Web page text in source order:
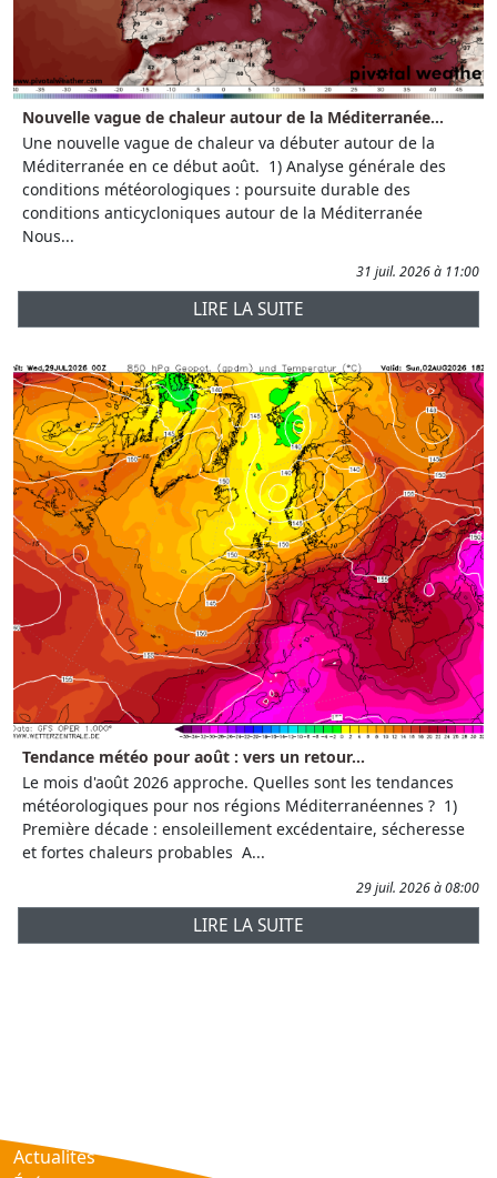
Nouvelle vague de chaleur autour de la Méditerranée...
Une nouvelle vague de chaleur va débuter autour de la
Méditerranée en ce début août. 1) Analyse générale des
conditions météorologiques : poursuite durable des
conditions anticycloniques autour de la Méditerranée
Nous...
31 juil. 2026 à 11:00
LIRE LA SUITE
Tendance météo pour août : vers un retour...
Le mois d'août 2026 approche. Quelles sont les tendances
météorologiques pour nos régions Méditerranéennes ? 1)
Première décade : ensoleillement excédentaire, sécheresse
et fortes chaleurs probables A...
29 juil. 2026 à 08:00
LIRE LA SUITE
Actualités